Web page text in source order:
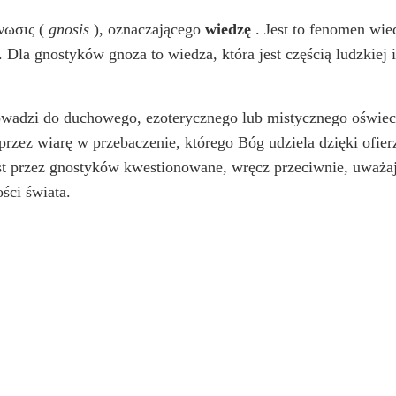
(gnosis ), oznaczającegowiedzę . Jest to fenomen
gnostyków gnoza to wiedza, która jest częścią ludzkiej
do duchowego, ezoterycznego lub mistycznego
wiarę w przebaczenie, którego Bóg udziela dzięki
przez gnostyków kwestionowane, wręcz przeciwnie,
świata.